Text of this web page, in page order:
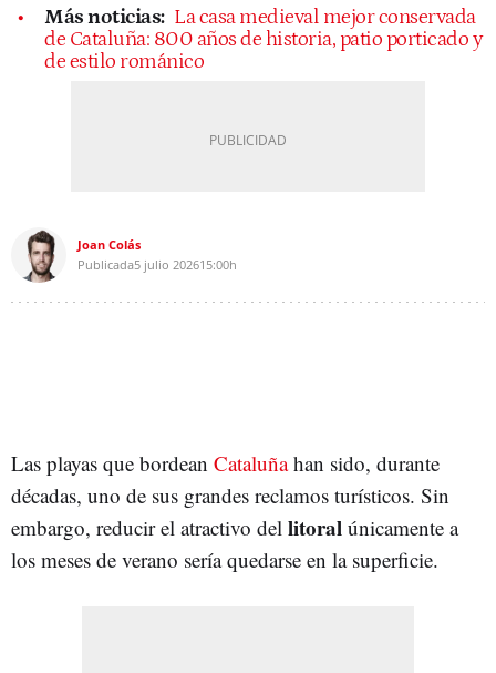
Más noticias: La casa medieval mejor conservada
de Cataluña: 800 años de historia, patio porticado y
de estilo románico
Joan Colás
Publicada5 julio 202615:00h
Las playas que bordean Cataluñahan sido, durante
décadas, uno de sus grandes reclamos turísticos. Sin
embargo, reducir el atractivo del litoral únicamente a
los meses de verano sería quedarse en la superficie.